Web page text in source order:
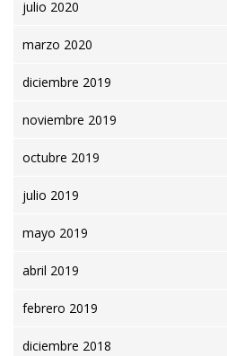
julio 2020
marzo 2020
diciembre 2019
noviembre 2019
octubre 2019
julio 2019
mayo 2019
abril 2019
febrero 2019
diciembre 2018